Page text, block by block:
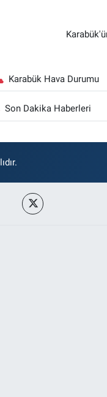
Karabük Hava Durumu
Son Dakika Haberleri